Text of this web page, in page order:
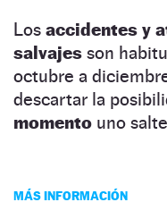
Los accidentes y
salvajes son
octubre a
descartar la
momento uno
MÁS INFORMACIÓN